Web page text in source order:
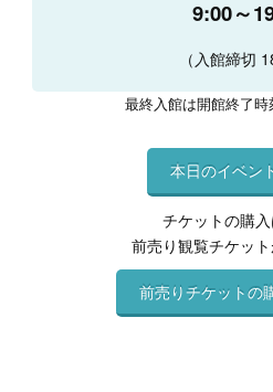
9:00～
（入館締切
最終入館は開館終了
本日のイベン
チケットの購
前売り観覧チケット
前売りチケットの